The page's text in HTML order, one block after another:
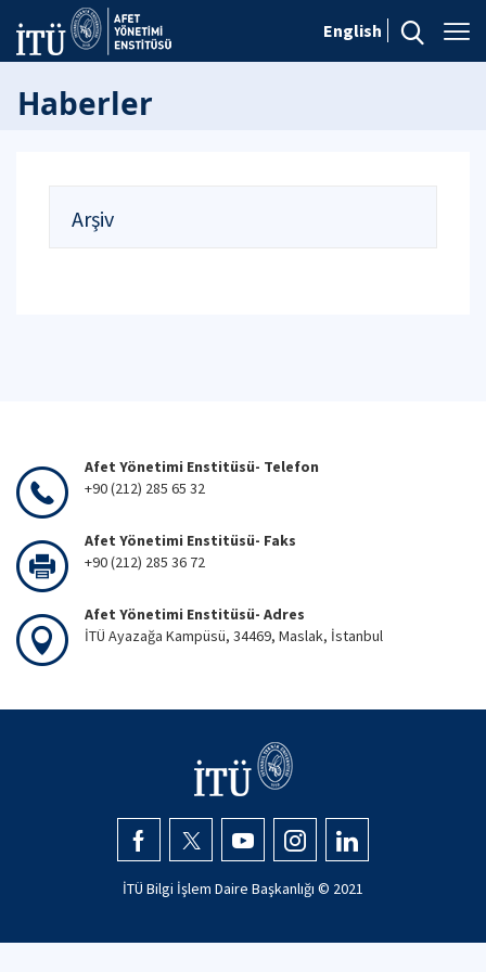
English
Haberler
Arşiv
Afet Yönetimi Enstitüsü- Telefon
+90 (212) 285 65 32
Afet Yönetimi Enstitüsü- Faks
+90 (212) 285 36 72
Afet Yönetimi Enstitüsü- Adres
İTÜ Ayazağa Kampüsü, 34469, Maslak, İstanbul
İTÜ Bilgi İşlem Daire Başkanlığı © 2021